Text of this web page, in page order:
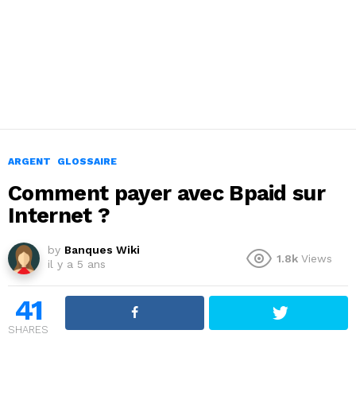
ARGENT GLOSSAIRE
Comment payer avec Bpaid sur
Internet ?
by Banques Wiki
il y a 5 ans
1.8k Views
41
SHARES